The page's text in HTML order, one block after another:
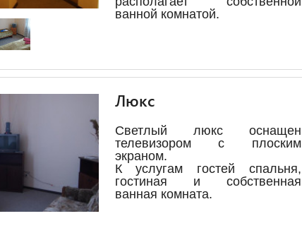
ванной комнатой.
Люкс
Светлый люкс оснащен
телевизором с плоским
экраном.
К услугам гостей спальня,
гостиная и собственная
ванная комната.